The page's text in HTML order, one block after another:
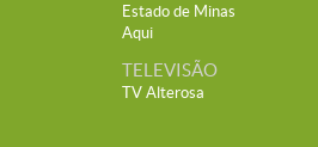
Estado de Minas
Aqui
TELEVISÃO
TV Alterosa